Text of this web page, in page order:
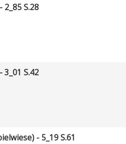
S.28
S.42
- 5_19 S.61